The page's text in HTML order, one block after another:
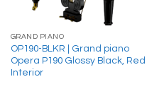
GRAND PIANO
OP190-BLKR | Grand piano
Opera P190 Glossy Black, Red
Interior